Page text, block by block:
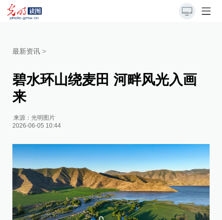
最新资讯 >
碧水环山绕麦田 河畔风光入画
来
来源：光明图片
2026-06-05 10:44